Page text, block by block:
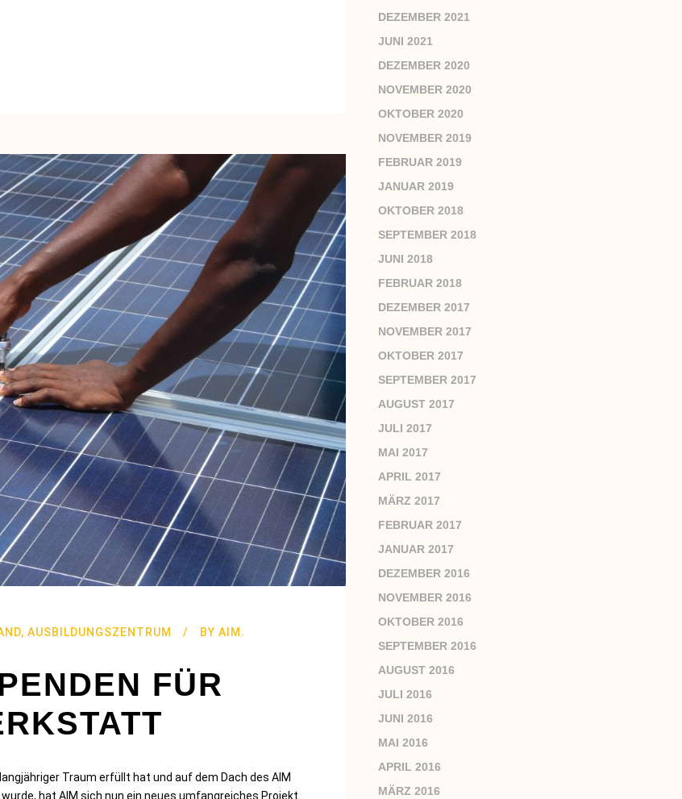
, AUSBILDUNGSZENTRUM BY AIM.
FÜR
Traum erfüllt hat und auf dem Dach des AIM
hat AIM sich nun ein neues umfangreiches Projekt
DEZEMBER 2021
JUNI 2021
DEZEMBER 2020
NOVEMBER 2020
OKTOBER 2020
NOVEMBER 2019
FEBRUAR 2019
JANUAR 2019
OKTOBER 2018
SEPTEMBER 2018
JUNI 2018
FEBRUAR 2018
DEZEMBER 2017
NOVEMBER 2017
OKTOBER 2017
SEPTEMBER 2017
AUGUST 2017
JULI 2017
MAI 2017
APRIL 2017
MÄRZ 2017
FEBRUAR 2017
JANUAR 2017
DEZEMBER 2016
NOVEMBER 2016
OKTOBER 2016
SEPTEMBER 2016
AUGUST 2016
JULI 2016
JUNI 2016
MAI 2016
APRIL 2016
MÄRZ 2016